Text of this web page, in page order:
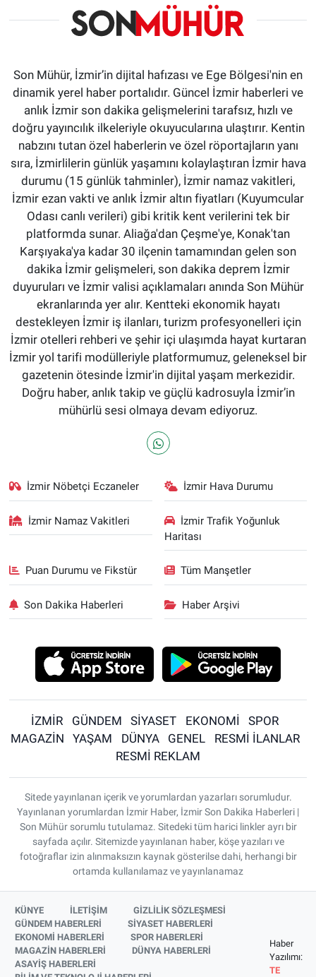
Son Mühür, İzmir’in dijital hafızası ve Ege Bölgesi'nin en
dinamik yerel haber portalıdır. Güncel İzmir haberleri ve
anlık İzmir son dakika gelişmelerini tarafsız, hızlı ve
doğru yayıncılık ilkeleriyle okuyucularına ulaştırır. Kentin
nabzını tutan özel haberlerin ve özel röportajların yanı
sıra, İzmirlilerin günlük yaşamını kolaylaştıran İzmir hava
durumu (15 günlük tahminler), İzmir namaz vakitleri,
İzmir ezan vakti ve anlık İzmir altın fiyatları (Kuyumcular
Odası canlı verileri) gibi kritik kent verilerini tek bir
platformda sunar. Aliağa'dan Çeşme'ye, Konak'tan
Karşıyaka'ya kadar 30 ilçenin tamamından gelen son
dakika İzmir gelişmeleri, son dakika deprem İzmir
duyuruları ve İzmir valisi açıklamaları anında Son Mühür
ekranlarında yer alır. Kentteki ekonomik hayatı
destekleyen İzmir iş ilanları, turizm profesyonelleri için
İzmir otelleri rehberi ve şehir içi ulaşımda hayat kurtaran
İzmir yol tarifi modülleriyle platformumuz, geleneksel bir
gazetenin ötesinde İzmir'in dijital yaşam merkezidir.
Doğru haber, anlık takip ve güçlü kadrosuyla İzmir’in
mühürlü sesi olmaya devam ediyoruz.
İzmir Nöbetçi Eczaneler İzmir Hava Durumu
İzmir Namaz Vakitleri
İzmir Trafik Yoğunluk
Haritası
Puan Durumu ve Fikstür Tüm Manşetler
Son Dakika Haberleri Haber Arşivi
İZMİR GÜNDEM SİYASET EKONOMİ
SPOR
MAGAZİN
YAŞAM DÜNYA GENEL
RESMİ İLANLAR
RESMİ REKLAM
Sitede yayınlanan içerik ve yorumlardan yazarları sorumludur.
Yayınlanan yorumlardan İzmir Haber, İzmir Son Dakika Haberleri |
Son Mühür sorumlu tutulamaz. Sitedeki tüm harici linkler ayrı bir
sayfada açılır. Sitemizde yayınlanan haber, köşe yazıları ve
fotoğraflar izin alınmaksızın kaynak gösterilse dahi, herhangi bir
ortamda kullanılamaz ve yayınlanamaz
KÜNYE İLETİŞİM
GİZLİLİK SÖZLEŞMESİ
GÜNDEM HABERLERİ
SİYASET HABERLERİ
EKONOMİ HABERLERİ
SPOR HABERLERİ
MAGAZİN HABERLERİ
DÜNYA HABERLERİ
ASAYİŞ HABERLERİ
Haber
Yazılımı:
TE